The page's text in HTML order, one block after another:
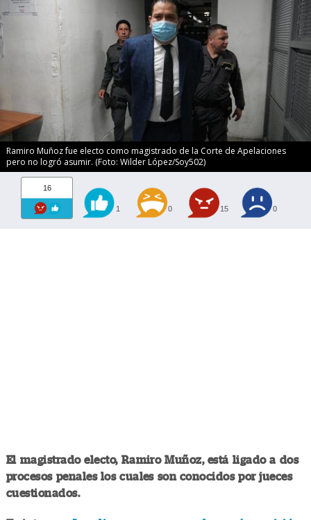
Ramiro Muñoz fue electo como magistrado de la Corte de Apelaciones
pero no logró asumir. (Foto: Wilder López/Soy502)
16
1 0 15 0
El magistrado electo, Ramiro Muñoz, está ligado a dos
procesos penales los cuales son conocidos por jueces
cuestionados.